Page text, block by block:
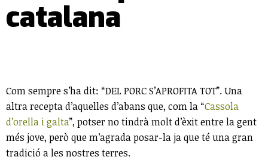
catalana
Com sempre s’ha dit: “DEL PORC S’APROFITA TOT”. Una
altra recepta d’aquelles d’abans que, com la “Cassola
d’orella i galta”, potser no tindrà molt d’èxit entre la gent
més jove, però que m’agrada posar-la ja que té una gran
tradició a les nostres terres.